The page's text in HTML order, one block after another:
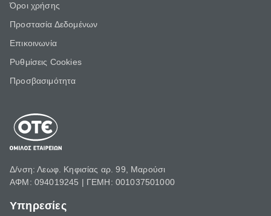
Όροι χρήσης
Προστασία Δεδομένων
Επικοινωνία
Ρυθμίσεις Cookies
Προσβασιμότητα
Δ/νση: Λεωφ. Κηφισίας αρ. 99, Μαρούσι
ΑΦΜ: 094019245 | ΓΕΜΗ: 001037501000
Υπηρεσίες